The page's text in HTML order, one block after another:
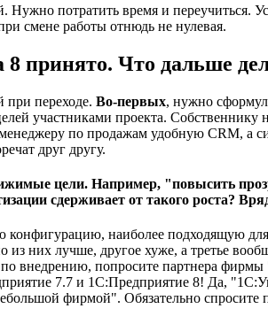
потратить время и переучиться.
смене работы отнюдь не нулевая.
принято. Что дальше
при переходе. Во-первых, нужно
участниками проекта.
по продажам удобную CRM,
друг другу.
цели. Например, "повысить
сдерживает от такого роста?
конфигурацию, наиболее подходящую
них лучше, другое хуже, а третье
внедрению, попросите партнера
7.7 и 1С:Предприятие 8! Да,
фирмой". Обязательно